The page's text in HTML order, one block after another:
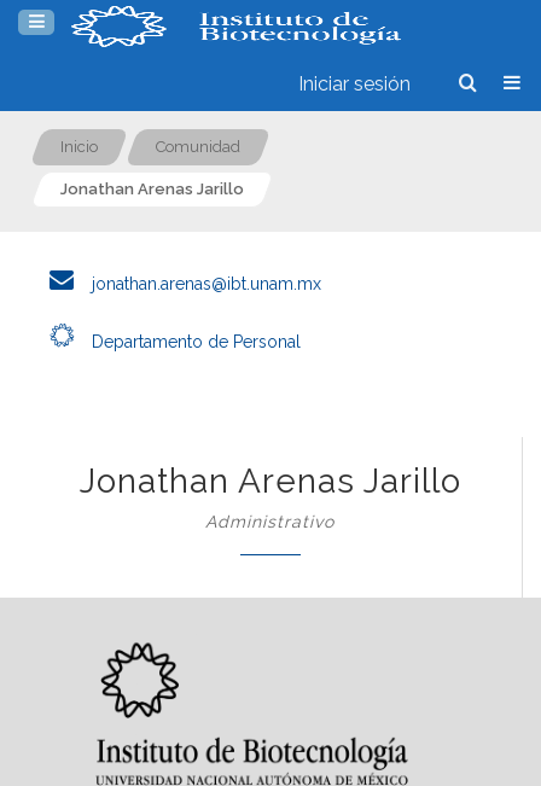
Iniciar sesión
Inicio Comunidad
Jonathan Arenas Jarillo
jonathan.arenas@ibt.unam.mx
Departamento de Personal
Jonathan Arenas Jarillo
Administrativo